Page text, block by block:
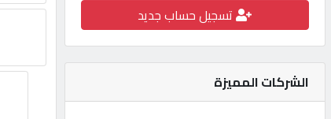
شركات
مميزة
إبحث
تسجيل حساب جديد
الشركات المميزة